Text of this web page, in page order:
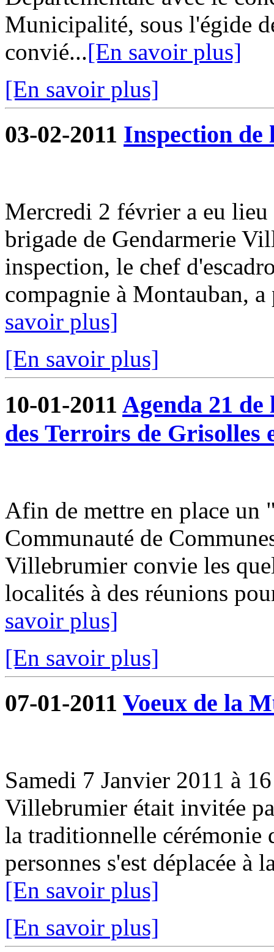
Municipalité, sous l'égide
convié...[En savoir plus]
[En savoir plus]
03-02-2011 Inspection de
Mercredi 2 février a eu
brigade de Gendarmerie
inspection, le chef
compagnie à Montauban,
savoir plus]
[En savoir plus]
10-01-2011 Agenda 21
des Terroirs de
Afin de mettre en place un
Communauté de
Villebrumier convie les
localités à des réunions
savoir plus]
[En savoir plus]
07-01-2011 Voeux de la
Samedi 7 Janvier 2011 à
Villebrumier était invitée
la traditionnelle cérémonie
personnes s'est déplacée à
[En savoir plus]
[En savoir plus]